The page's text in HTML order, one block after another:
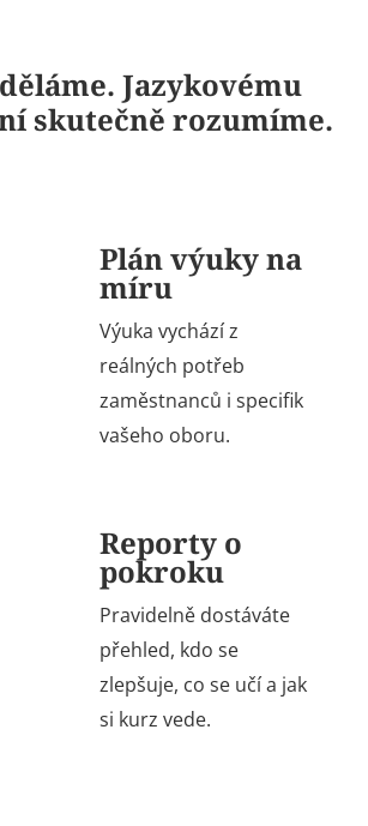
Jazykovému
skutečně rozumíme.
Plán výuky na
míru
Výuka vychází z
reálných potřeb
zaměstnanců i specifik
vašeho oboru.
Reporty o
pokroku
Pravidelně dostáváte
přehled, kdo se
zlepšuje, co se učí a jak
si kurz vede.